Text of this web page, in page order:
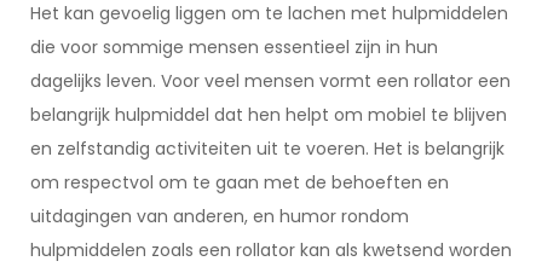
Het kan gevoelig liggen om te lachen met hulpmiddelen
die voor sommige mensen essentieel zijn in hun
dagelijks leven. Voor veel mensen vormt een rollator een
belangrijk hulpmiddel dat hen helpt om mobiel te blijven
en zelfstandig activiteiten uit te voeren. Het is belangrijk
om respectvol om te gaan met de behoeften en
uitdagingen van anderen, en humor rondom
hulpmiddelen zoals een rollator kan als kwetsend worden